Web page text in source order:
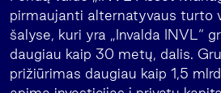
pirmaujanti alternatyvaus turto
šalyse, kuri yra „Invalda INVL“
daugiau kaip 30 metų, dalis.
prižiūrimas daugiau kaip 1,5